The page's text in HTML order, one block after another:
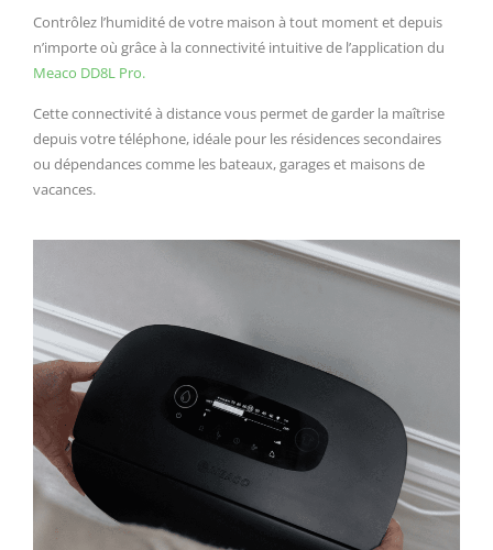
Contrôlez l’humidité de votre maison à tout moment et depuis
n’importe où grâce à la connectivité intuitive de l’application du
Meaco DD8L Pro.
Cette connectivité à distance vous permet de garder la maîtrise
depuis votre téléphone, idéale pour les résidences secondaires
ou dépendances comme les bateaux, garages et maisons de
vacances.